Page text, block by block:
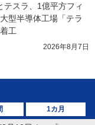
テスラ、1億平方フィ
型半導体工場「テラ
工
2026年8月7日
1カ月